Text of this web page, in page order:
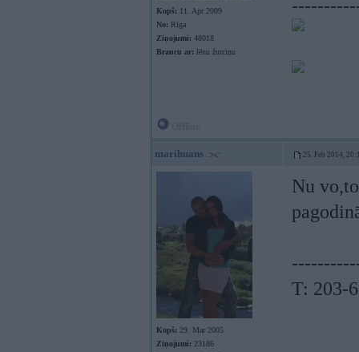
Kopš: 11. Apr 2009
No: Rīga
Ziņojumi: 48018
Braucu ar: lēnu žurciņu
marihuans 25. Feb 2014,
Kopš: 29. Mar 2005
Ziņojumi: 23186
Nu
T: 203-